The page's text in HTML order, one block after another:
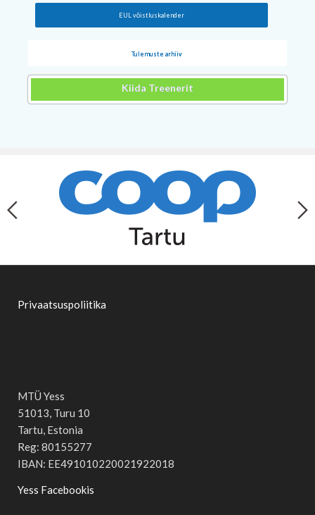
EUL võistluskalender
Tulemuste arhiiv
Kiida Treenerit
Privaatsuspoliitika
MTÜ Yess
51013, Turu 10
Tartu, Estonia
Reg: 80155277
IBAN: EE491010220021922018
Yess Facebookis